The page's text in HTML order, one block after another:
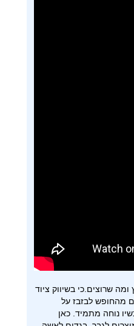
שרוצים.כי בשיווק ציוד
מהחופש לבזבז על
נוחה מתמיד. כאן